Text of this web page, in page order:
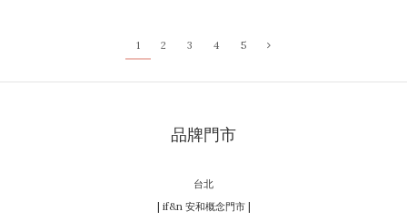
1 2 3 4 5
品牌門市
台北
| if&n 安和概念門市 |